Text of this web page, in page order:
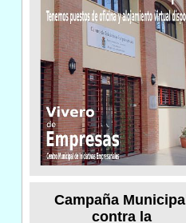
Campaña Municipal
contra la